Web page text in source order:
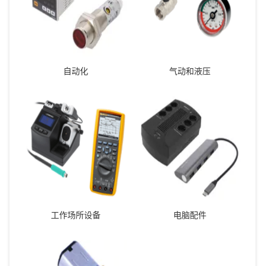
自动化 气动和液压
工作场所设备 电脑配件